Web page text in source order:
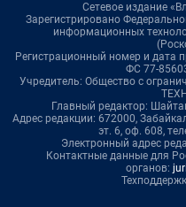
Сетевое издание
Зарегистрировано
информационных
Регистрационный номер и дата
ФС 77-
Учредитель: Общество с
Главный редактор:
Адрес редакции: 672000,
эт. 6, оф. 608,
Электронный адрес
Контактные данные для
органов: